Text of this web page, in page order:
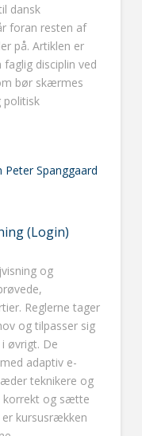
dansk
foran resten af
på. Artiklen er
disciplin ved
bør skærmes
politisk
Peter Spanggaard
(Login)
og
Reglerne tager
og tilpasser sig
øvrigt. De
adaptiv e-
teknikere og
korrekt og sætte
kursusrækken